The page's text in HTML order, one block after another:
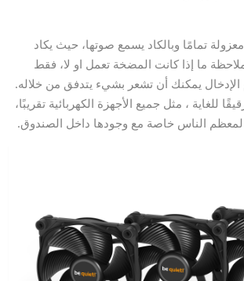
تمامًا وبالكاد يسمع صوتها، حيث يكاد
ما إذا كانت المضخة تعمل او لا، فقط
يمكنك أن تشعر بشيء يتدفق من خلاله.
للغاية ، مثل جميع الأجهزة الكهربائية تقريبًا،
الناس خاصة مع وجودها داخل الصندوق.